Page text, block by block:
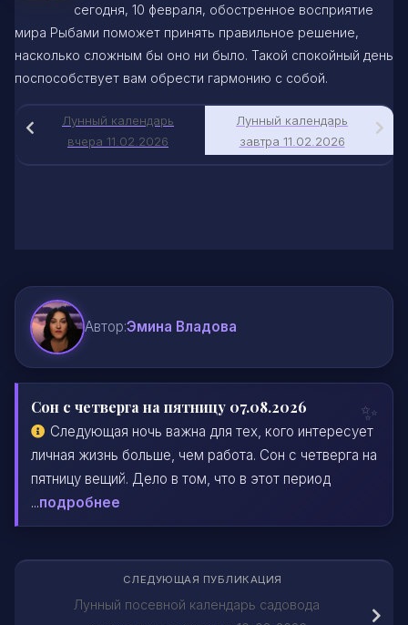
сегодня, 10 февраля, обостренное восприятие
мира Рыбами поможет принять правильное решение,
насколько сложным бы оно ни было. Такой спокойный день
поспособствует вам обрести гармонию с собой.
Лунный календарь
завтра 11.02.2026
Лунный календарь
вчера 11.02.2026
Автор:Эмина Владова
Сон с четверга на пятницу 07.08.2026
Следующая ночь важна для тех, кого интересует
личная жизнь больше, чем работа. Сон с четверга на
пятницу вещий. Дело в том, что в этот период
...подробнее
СЛЕДУЮЩАЯ ПУБЛИКАЦИЯ
Лунный посевной календарь садовода